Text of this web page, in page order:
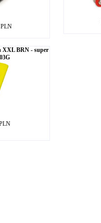
XXL BRN - super